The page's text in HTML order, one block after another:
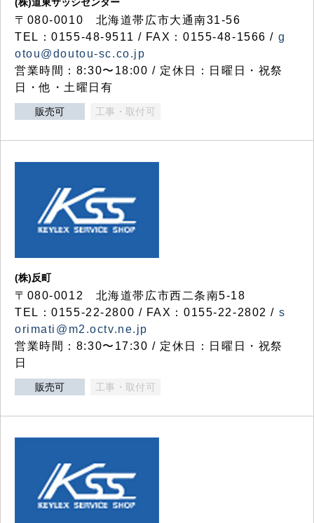
〒080-0010 北海道帯広市大通南31-56
TEL：0155-48-9511 / FAX：0155-48-1566 / g
otou@doutou-sc.co.jp
営業時間：8:30〜18:00 / 定休日：日曜日・祝祭
日・他・土曜日有
販売可 工事・取付可
(株)反町
〒080-0012 北海道帯広市西二条南5-18
TEL：0155-22-2800 / FAX：0155-22-2802 / s
orimati@m2.octv.ne.jp
営業時間：8:30〜17:30 / 定休日：日曜日・祝祭
日
販売可 工事・取付可